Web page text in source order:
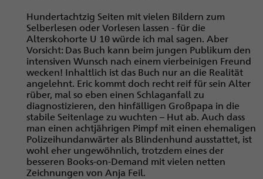
Hundertachtzig Seiten mit vielen Bildern zum
Selberlesen oder Vorlesen lassen - für die
Alterskohorte U 10 würde ich mal sagen. Aber
Vorsicht: Das Buch kann beim jungen Publikum den
intensiven Wunsch nach einem vierbeinigen Freund
wecken! Inhaltlich ist das Buch nur an die Realität
angelehnt. Eric kommt doch recht reif für sein Alter
rüber, mal so eben einen Schlaganfall zu
diagnostizieren, den hinfälligen Großpapa in die
stabile Seitenlage zu wuchten – Hut ab. Auch dass
man einen achtjährigen Pimpf mit einen ehemaligen
Polizeihundanwärter als Blindenhund ausstattet, ist
wohl eher ungewöhnlich, trotzdem eines der
besseren Books-on-Demand mit vielen netten
Zeichnungen von Anja Feil.